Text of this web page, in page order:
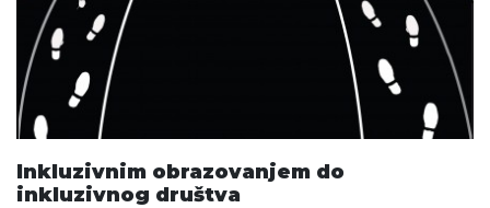
Inkluzivnim obrazovanjem do
inkluzivnog društva